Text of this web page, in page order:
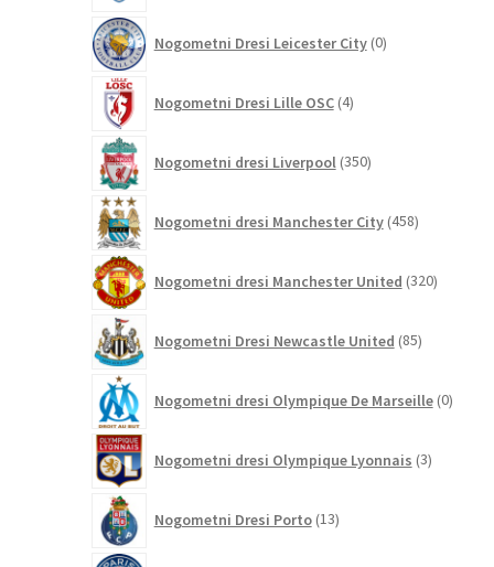
Nogometni Dresi Leicester City 0izdelkov
Nogometni Dresi Lille OSC 4izdelki
Nogometni dresi Liverpool 350izdelkov
Nogometni dresi Manchester City 458izdelkov
Nogometni dresi Manchester United 320izdelkov
Nogometni Dresi Newcastle United 85izdelkov
Nogometni dresi Olympique De Marseille 0
Nogometni dresi Olympique Lyonnais 3izdelki
Nogometni Dresi Porto 13izdelkov